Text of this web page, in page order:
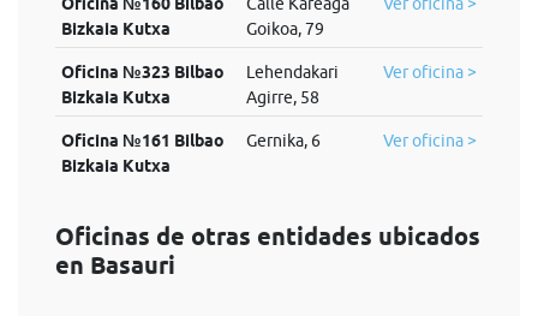
Bizkaia Kutxa
Goikoa, 79
Oficina №323 Bilbao
Bizkaia Kutxa
Lehendakari
Agirre, 58
Ver oficina >
Oficina №161 Bilbao
Bizkaia Kutxa
Gernika, 6 Ver oficina >
Oficinas de otras entidades ubicados
en Basauri